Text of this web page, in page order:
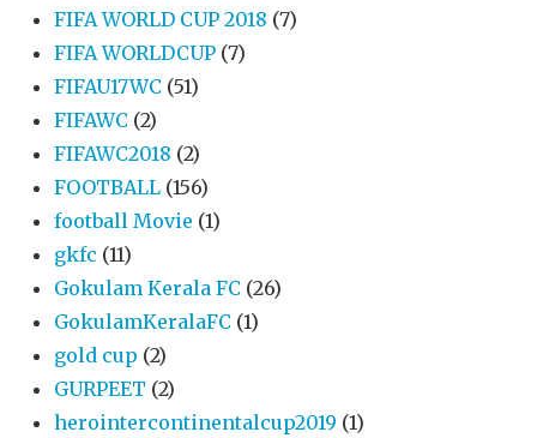
FIFA WORLD CUP 2018 (7)
FIFA WORLDCUP (7)
FIFAU17WC (51)
FIFAWC (2)
FIFAWC2018 (2)
FOOTBALL (156)
football Movie (1)
gkfc (11)
Gokulam Kerala FC (26)
GokulamKeralaFC (1)
gold cup (2)
GURPEET (2)
herointercontinentalcup2019 (1)